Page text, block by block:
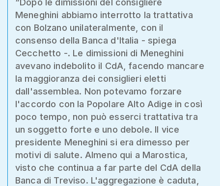
“Dopo le dimissioni del consigliere
Meneghini abbiamo interrotto la trattativa
con Bolzano unilateralmente, con il
consenso della Banca d'Italia - spiega
Cecchetto -. Le dimissioni di Meneghini
avevano indebolito il CdA, facendo mancare
la maggioranza dei consiglieri eletti
dall'assemblea. Non potevamo forzare
l'accordo con la Popolare Alto Adige in così
poco tempo, non può esserci trattativa tra
un soggetto forte e uno debole. Il vice
presidente Meneghini si era dimesso per
motivi di salute. Almeno qui a Marostica,
visto che continua a far parte del CdA della
Banca di Treviso. L'aggregazione è caduta,